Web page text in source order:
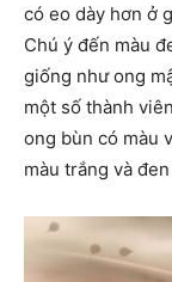
có eo dày hơn ở
Chú ý đến màu
giống như ong
một số thành
ong bùn có màu
màu trắng và đen